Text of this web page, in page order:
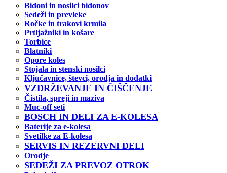
Bidoni in nosilci bidonov
Sedeži in prevleke
Ročke in trakovi krmila
Prtljažniki in košare
Torbice
Blatniki
Opore koles
Stojala in stenski nosilci
Ključavnice, števci, orodja in dodatki
VZDRŽEVANJE IN ČIŠČENJE
Čistila, spreji in maziva
Muc-off seti
BOSCH IN DELI ZA E-KOLESA
Baterije za e-kolesa
Svetilke za E-kolesa
SERVIS IN REZERVNI DELI
Orodje
SEDEŽI ZA PREVOZ OTROK